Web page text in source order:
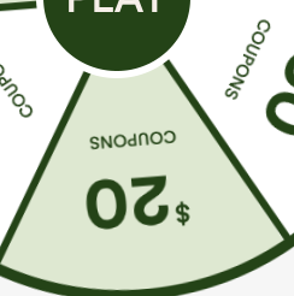
PRODUKT ID: 02759073
Passform &